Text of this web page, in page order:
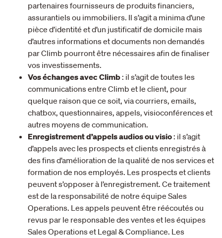
partenaires fournisseurs de produits financiers,
assurantiels ou immobiliers. Il s’agit a minima d’une
pièce d’identité et d’un justificatif de domicile mais
d’autres informations et documents non demandés
par Climb pourront être nécessaires afin de finaliser
vos investissements.
Vos échanges avec Climb: il s’agit de toutes les
communications entre Climb et le client, pour
quelque raison que ce soit, via courriers, emails,
chatbox, questionnaires, appels, visioconférences et
autres moyens de communication.
Enregistrement d’appels audios ou visio: il s’agit
d’appels avec les prospects et clients enregistrés à
des fins d’amélioration de la qualité de nos services et
formation de nos employés. Les prospects et clients
peuvent s’opposer à l’enregistrement. Ce traitement
est de la responsabilité de notre équipe Sales
Operations. Les appels peuvent être réécoutés ou
revus par le responsable des ventes et les équipes
Sales Operations et Legal & Compliance. Les